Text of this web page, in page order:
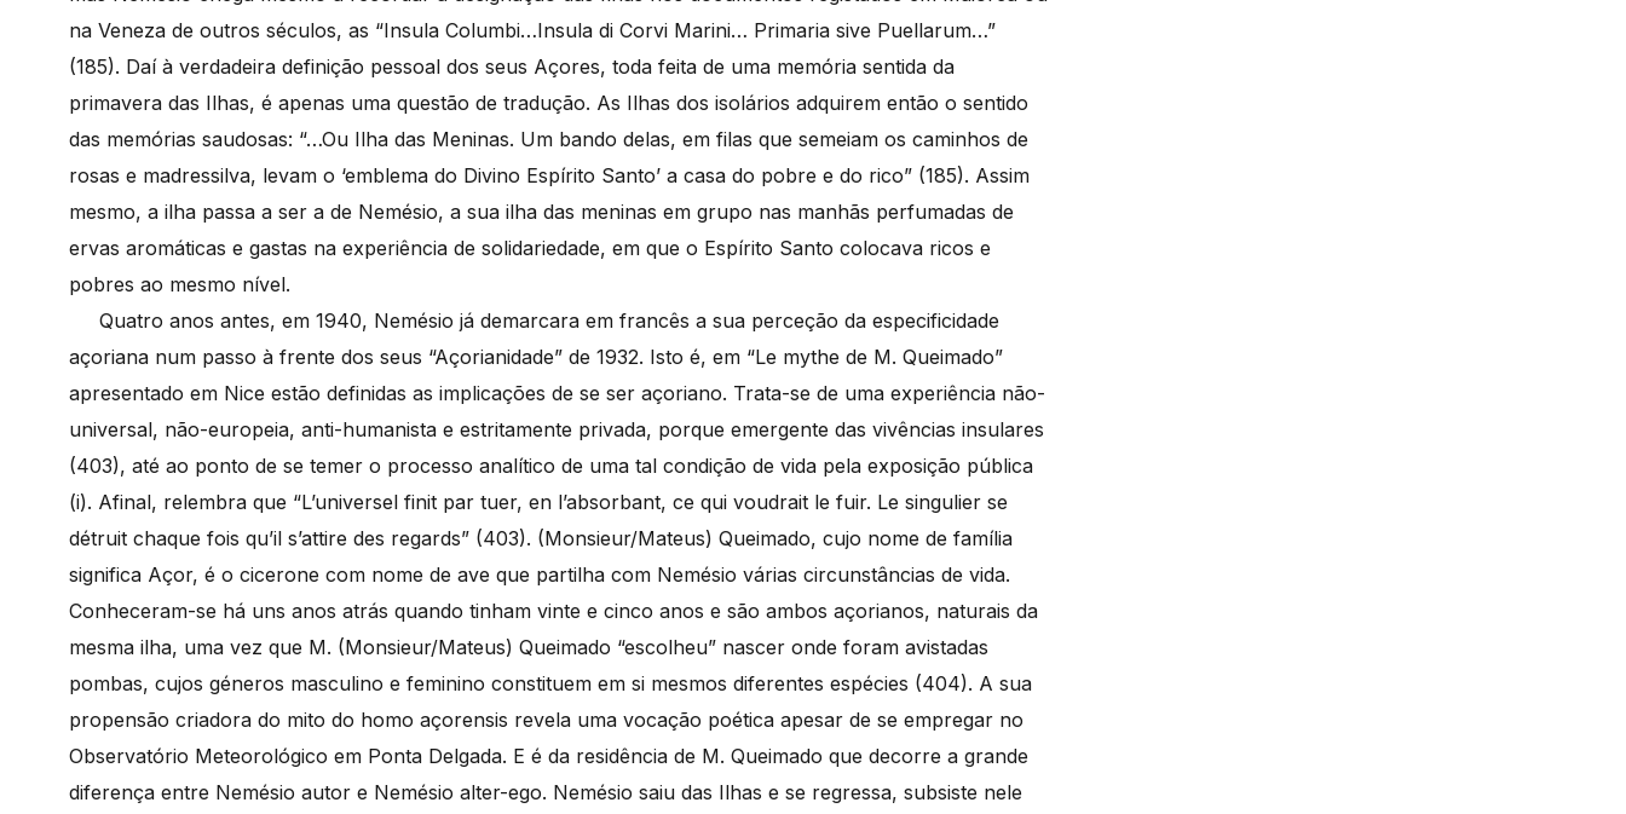
na Veneza de outros séculos, as “Insula Columbi…Insula di Corvi Marini… Primaria sive Puellarum…”
(185). Daí à verdadeira definição pessoal dos seus Açores, toda feita de uma memória sentida da
primavera das Ilhas, é apenas uma questão de tradução. As Ilhas dos isolários adquirem então o sentido
das memórias saudosas: “…Ou Ilha das Meninas. Um bando delas, em filas que semeiam os caminhos de
rosas e madressilva, levam o ‘emblema do Divino Espírito Santo’ a casa do pobre e do rico” (185). Assim
mesmo, a ilha passa a ser a de Nemésio, a sua ilha das meninas em grupo nas manhãs perfumadas de
ervas aromáticas e gastas na experiência de solidariedade, em que o Espírito Santo colocava ricos e
pobres ao mesmo nível.
Quatro anos antes, em 1940, Nemésio já demarcara em francês a sua perceção da especificidade
açoriana num passo à frente dos seus “Açorianidade” de 1932. Isto é, em “Le mythe de M. Queimado”
apresentado em Nice estão definidas as implicações de se ser açoriano. Trata-se de uma experiência não-
universal, não-europeia, anti-humanista e estritamente privada, porque emergente das vivências insulares
(403), até ao ponto de se temer o processo analítico de uma tal condição de vida pela exposição pública
(i). Afinal, relembra que “L’universel finit par tuer, en l’absorbant, ce qui voudrait le fuir. Le singulier se
détruit chaque fois qu’il s’attire des regards” (403). (Monsieur/Mateus) Queimado, cujo nome de família
significa Açor, é o cicerone com nome de ave que partilha com Nemésio várias circunstâncias de vida.
Conheceram-se há uns anos atrás quando tinham vinte e cinco anos e são ambos açorianos, naturais da
mesma ilha, uma vez que M. (Monsieur/Mateus) Queimado “escolheu” nascer onde foram avistadas
pombas, cujos géneros masculino e feminino constituem em si mesmos diferentes espécies (404). A sua
propensão criadora do mito do homo açorensis revela uma vocação poética apesar de se empregar no
Observatório Meteorológico em Ponta Delgada. E é da residência de M. Queimado que decorre a grande
diferença entre Nemésio autor e Nemésio alter-ego. Nemésio saiu das Ilhas e se regressa, subsiste nele